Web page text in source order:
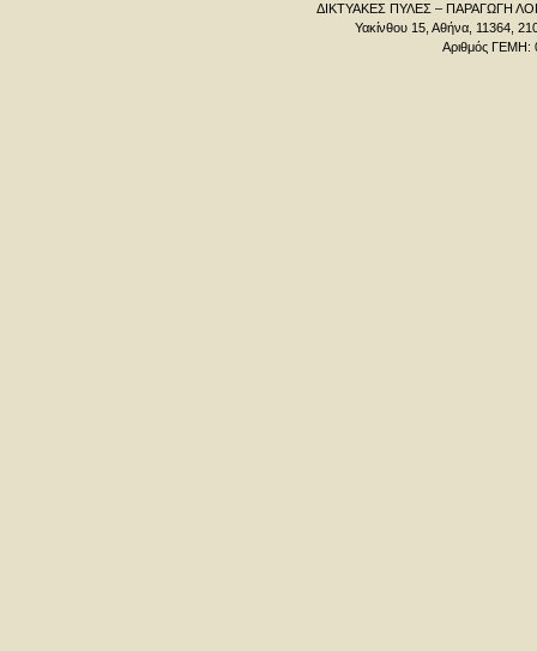
ΔΙΚΤΥΑΚΕΣ ΠΥΛΕΣ – ΠΑΡΑΓΩΓΗ
Υακίνθου 15, Αθήνα, 11364,
Αριθμός ΓΕΜΗ: